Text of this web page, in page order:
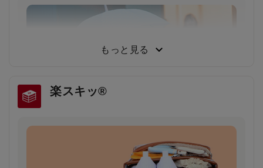
小学生から支持される圧倒的な背負い心地
った結果、約80％が「楽ッションで通学したい」と回
雨の日や暗い夜道でもドライバーの注意を引き
もっと見る
楽スキッ®